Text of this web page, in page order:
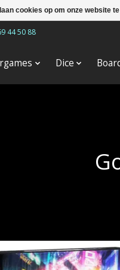
44 50 88
Dice
cookies op om onze website